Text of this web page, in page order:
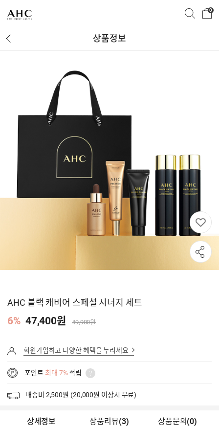
0
상품정보
AHC 블랙 캐비어 스페셜 시너지 세트
6% 47,400원 49,900원
회원가입하고 다양한 혜택을 누리세요
포인트 최대 7%적립
배송비 2,500원 (20,000원 이상시 무료)
상세정보 상품리뷰(3) 상품문의 (0)